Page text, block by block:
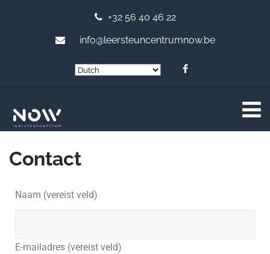
+32 56 40 46 22
info@leersteuncentrumnow.be
Contact
Naam (vereist veld)
E-mailadres (vereist veld)